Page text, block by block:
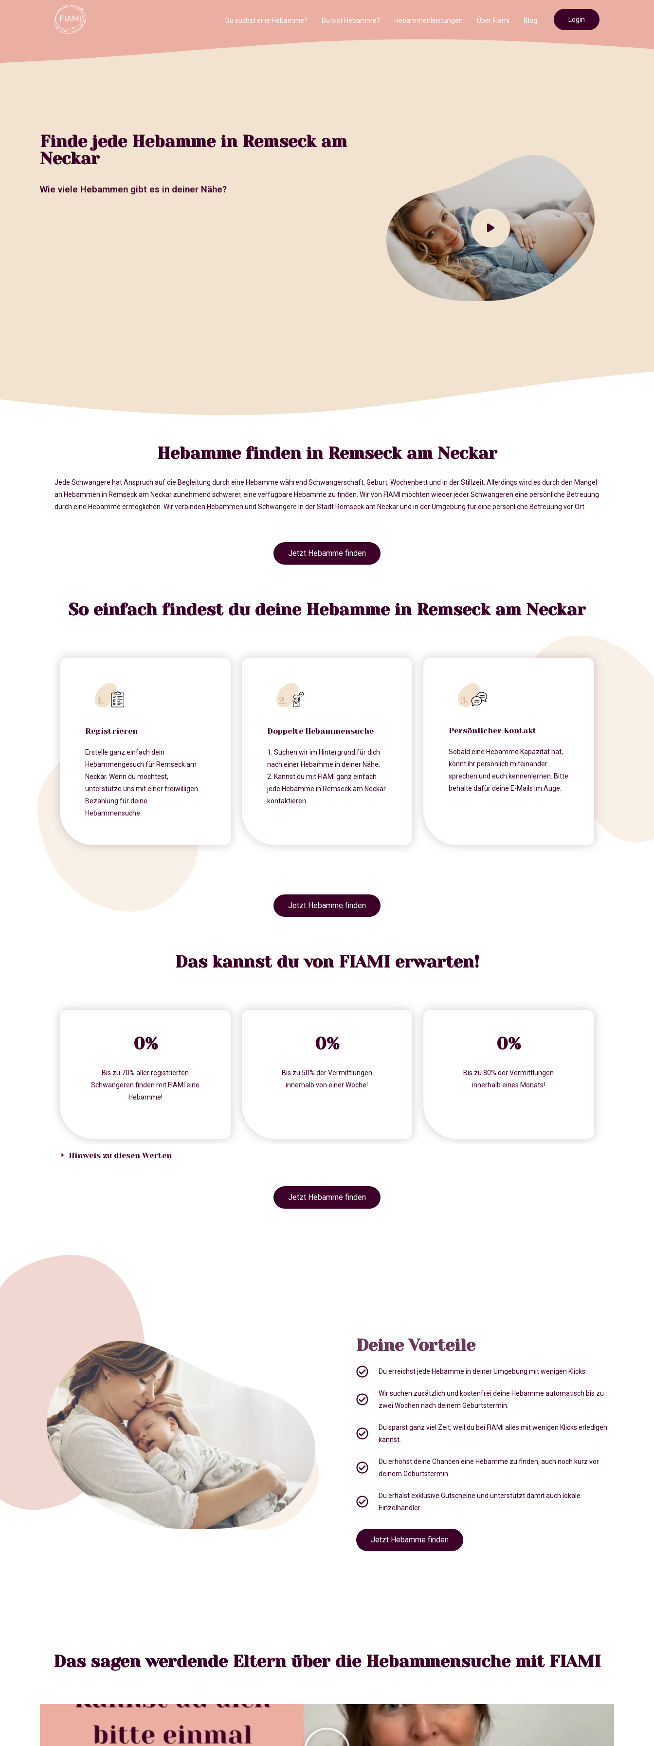
Du suchst eine Hebamme? Du bist Hebamme? Hebammenleistungen Über Fiami Blog Login
Finde jede Hebamme in Remseck am
Neckar
Wie viele Hebammen gibt es in deiner Nähe?
Hebamme finden in Remseck am Neckar
Jede Schwangere hat Anspruch auf die Begleitung durch eine Hebamme während Schwangerschaft, Geburt, Wochenbett und in der Stillzeit. Allerdings wird es durch den Mangel
an Hebammen in Remseck am Neckar zunehmend schwerer, eine verfügbare Hebamme zu finden. Wir von FIAMI möchten wieder jeder Schwangeren eine persönliche Betreuung
durch eine Hebamme ermöglichen. Wir verbinden Hebammen und Schwangere in der Stadt Remseck am Neckar und in der Umgebung für eine persönliche Betreuung vor Ort.
Jetzt Hebamme finden
So einfach findest du deine Hebamme in Remseck am Neckar
Registrieren
Erstelle ganz einfach dein
Hebammengesuch für Remseck am
Neckar. Wenn du möchtest,
unterstütze uns mit einer freiwilligen
Bezahlung für deine
Hebammensuche.
Doppelte Hebammensuche
1. Suchen wir im Hintergrund für dich
nach einer Hebamme in deiner Nähe.
2. Kannst du mit FIAMI ganz einfach
jede Hebamme in Remseck am Neckar
kontaktieren.
Persönlicher Kontakt
Sobald eine Hebamme Kapazität hat,
könnt ihr persönlich miteinander
sprechen und euch kennenlernen. Bitte
behalte dafür deine E-Mails im Auge.
Jetzt Hebamme finden
Das kannst du von FIAMI erwarten!
0%
Bis zu 70% aller registrierten
Schwangeren finden mit FIAMI eine
Hebamme!
0%
Bis zu 50% der Vermittlungen
innerhalb von einer Woche!
0%
Bis zu 80% der Vermittlungen
innerhalb eines Monats!
Hinweis zu diesen Werten
Jetzt Hebamme finden
Deine Vorteile
Du erreichst jede Hebamme in deiner Umgebung mit wenigen Klicks.
Wir suchen zusätzlich und kostenfrei deine Hebamme automatisch bis zu
zwei Wochen nach deinem Geburtstermin.
Du sparst ganz viel Zeit, weil du bei FIAMI alles mit wenigen Klicks erledigen
kannst.
Du erhöhst deine Chancen eine Hebamme zu finden, auch noch kurz vor
deinem Geburtstermin
Du erhälst exklusive Gutscheine und unterstützt damit auch lokale
Einzelhändler.
Jetzt Hebamme finden
Das sagen werdende Eltern über die Hebammensuche mit FIAMI